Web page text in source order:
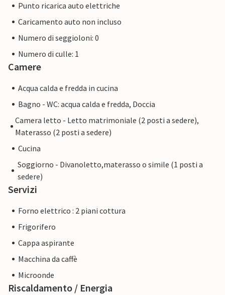
Punto ricarica auto elettriche
Caricamento auto non incluso
Numero di seggioloni: 0
Numero di culle: 1
Camere
Acqua calda e fredda in cucina
Bagno - WC: acqua calda e fredda, Doccia
Camera letto - Letto matrimoniale (2 posti a sedere),
Materasso (2 posti a sedere)
Cucina
Soggiorno - Divanoletto,materasso o simile (1 posti a
sedere)
Servizi
Forno elettrico : 2 piani cottura
Frigorifero
Cappa aspirante
Macchina da caffè
Microonde
Riscaldamento / Energia